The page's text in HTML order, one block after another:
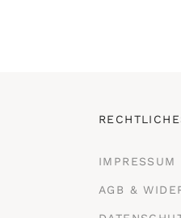
IMPRESSUM
AGB &